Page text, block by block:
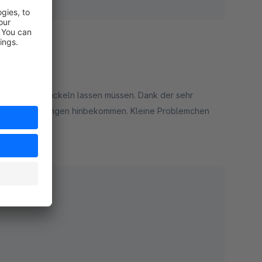
Plugin entwickeln lassen müssen. Dank der sehr
Anpassungen hinbekommen. Kleine Problemchen
Dank!